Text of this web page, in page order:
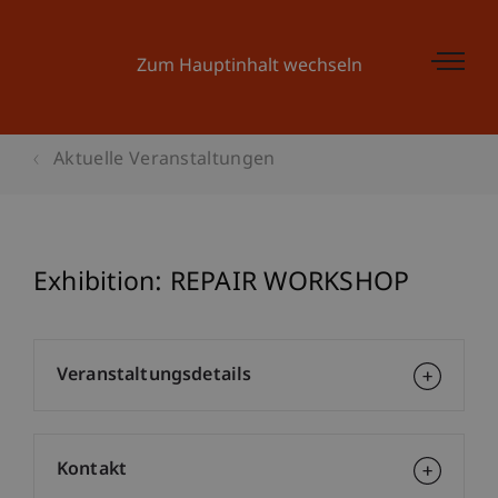
Zum Hauptinhalt wechseln
Aktuelle Veranstaltungen
Exhibition: REPAIR WORKSHOP
Veranstaltungsdetails
Kontakt